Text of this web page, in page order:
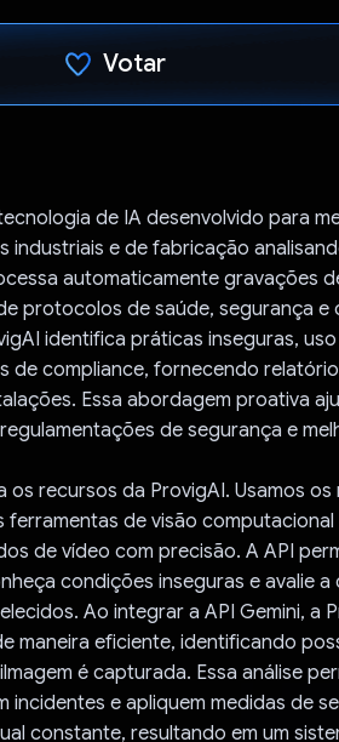
Votar
de IA desenvolvido para
industriais e de fabricação
automaticamente gravações
protocolos de saúde, segurança e
identifica práticas inseguras,
de compliance, fornecendo
Essa abordagem proativa
de segurança e
os recursos da ProvigAI. Usamos
ferramentas de visão computacional
de vídeo com precisão. A API
condições inseguras e avalie
Ao integrar a API Gemini, a
maneira eficiente, identificando
é capturada. Essa análise
incidentes e apliquem medidas de
constante, resultando em um